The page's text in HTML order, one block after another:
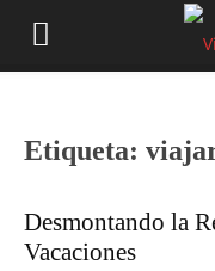
Etiqueta:
Desmontando la
Vacaciones